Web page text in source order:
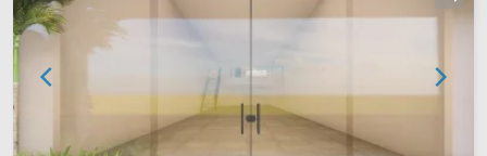
e agende a sua visita!! WhatsApp e Telefone:
(19) 3475-4546 ARBIX IMÓVEIS - Presente em